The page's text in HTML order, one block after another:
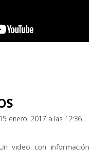
enero, 2017 a las 12:36
video con información